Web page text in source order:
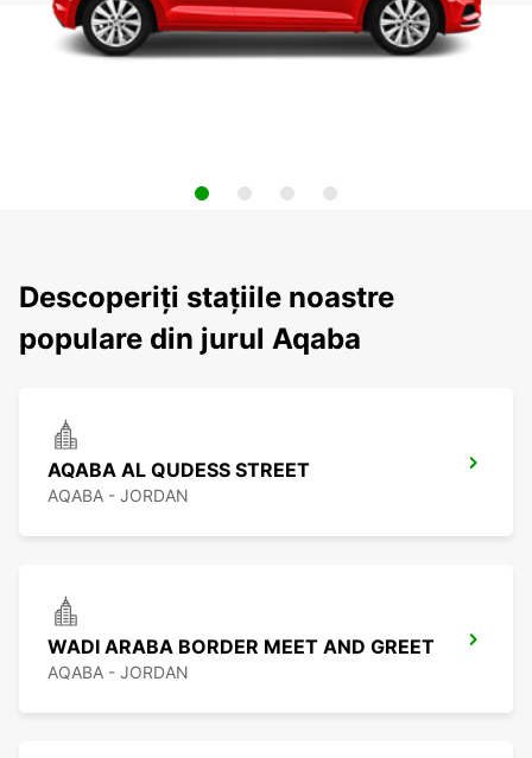
Descoperiți stațiile noastre
populare din jurul Aqaba
AQABA AL QUDESS STREET
AQABA - JORDAN
WADI ARABA BORDER MEET AND GREET
AQABA - JORDAN